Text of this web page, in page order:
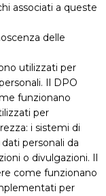
associati a queste
delle
utilizzati per
Il DPO
funzionano
per
i sistemi di
personali da
o divulgazioni. Il
come funzionano
per